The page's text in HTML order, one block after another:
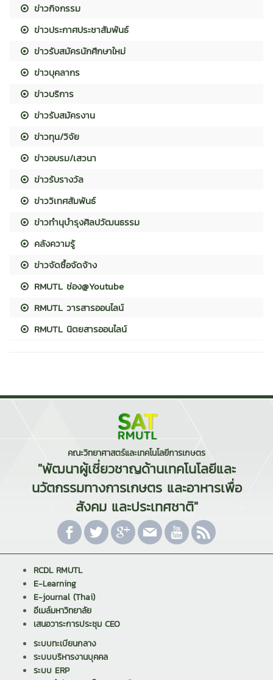
ข่าวกิจกรรม
ข่าวประกาศประชาสัมพันธ์
ข่าวรับสมัครนักศึกษาใหม่
ข่าวบุคลากร
ข่าวบริการ
ข่าวรับสมัครงาน
ข่าวทุน/วิจัย
ข่าวอบรม/เสวนา
ข่าวรับรางวัล
ข่าววิเทศสัมพันธ์
ข่าวทำนุบำรุงศิลปวัฒนธรรม
คลังความรู้
ข่าวจัดซื้อจัดจ้าง
RMUTL ช่อง@Youtube
RMUTL วารสารออนไลน์
RMUTL นิตยสารออนไลน์
คณะวิทยาศาสตร์และเทคโนโลยีการเกษตร
"พัฒนาผู้เชี่ยวชาญด้านเทคโนโลยีและ
นวัตกรรมทางการเกษตร และอาหารเพื่อ
สังคม และประเทศชาติ"
RCDL RMUTL
E-Learning
E-journal (Thai)
อีเมล์มหาวิทยาลัย
เสนอวาระการประชุม CEO
ระบบทะเบียนกลาง
ระบบบริหารงานบุคคล
ระบบ ERP